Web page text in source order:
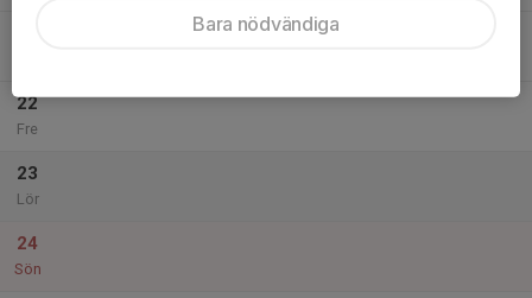
Torsdagsträning LVG-Motion
22
Fre
23
Lör
24
Sön
Bara nödvändiga